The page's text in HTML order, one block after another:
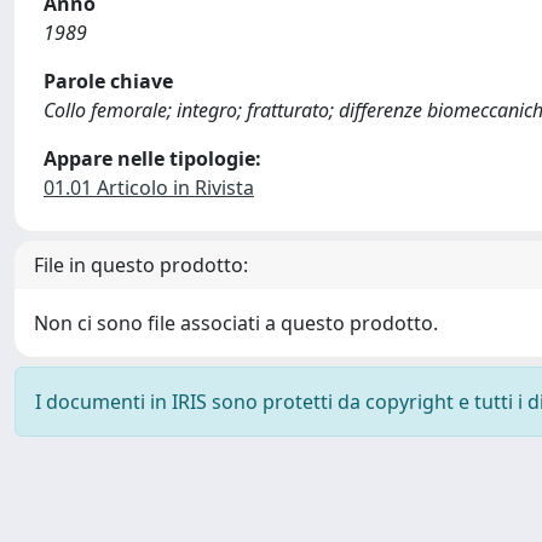
1989
Parole chiave
Collo femorale; integro; fratturato; differenze
Appare nelle tipologie:
01.01 Articolo in Rivista
File in questo prodotto:
Non ci sono file associati a questo prodotto.
I documenti in IRIS sono protetti da copyright e tutti i